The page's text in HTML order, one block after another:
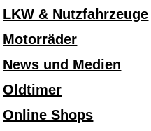
LKW & Nutzfahrzeuge
Motorräder
News und Medien
Oldtimer
Online Shops